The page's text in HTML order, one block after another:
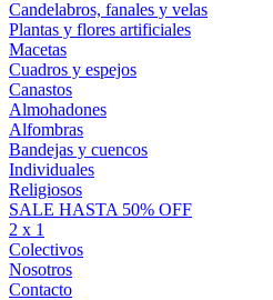
Candelabros, fanales y velas
Plantas y flores artificiales
Macetas
Cuadros y espejos
Canastos
Almohadones
Alfombras
Bandejas y cuencos
Individuales
Religiosos
SALE HASTA 50% OFF
2 x 1
Colectivos
Nosotros
Contacto